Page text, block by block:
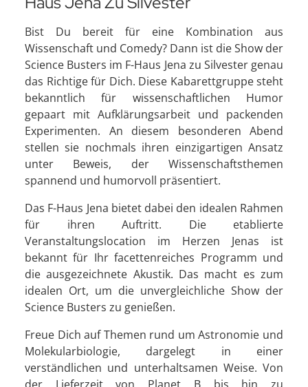
Bist Du bereit für eine Kombination aus
Wissenschaft und Comedy? Dann ist die Show der
Science Busters im F-Haus Jena zu Silvester genau
das Richtige für Dich. Diese Kabarettgruppe steht
bekanntlich für wissenschaftlichen Humor
gepaart mit Aufklärungsarbeit und packenden
Experimenten. An diesem besonderen Abend
stellen sie nochmals ihren einzigartigen Ansatz
unter Beweis, der Wissenschaftsthemen
spannend und humorvoll präsentiert.
Das F-Haus Jena bietet dabei den idealen Rahmen
für ihren Auftritt. Die etablierte
Veranstaltungslocation im Herzen Jenas ist
bekannt für Ihr facettenreiches Programm und
die ausgezeichnete Akustik. Das macht es zum
idealen Ort, um die unvergleichliche Show der
Science Busters zu genießen.
Freue Dich auf Themen rund um Astronomie und
Molekularbiologie, dargelegt in einer
verständlichen und unterhaltsamen Weise. Von